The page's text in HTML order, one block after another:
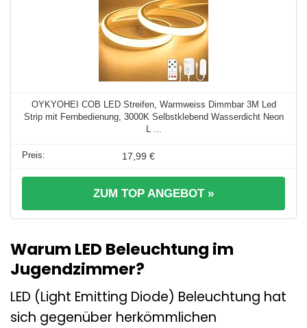
OYKYOHEI COB LED Streifen, Warmweiss Dimmbar 3M Led
Strip mit Fernbedienung, 3000K Selbstklebend Wasserdicht Neon
17,99 €
ZUM TOP ANGEBOT »
Warum LED Beleuchtung im
Jugendzimmer?
LED (Light Emitting Diode) Beleuchtung hat
sich gegenüber herkömmlichen